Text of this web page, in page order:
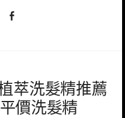
Instagram
萃洗髮精推薦
價洗髮精